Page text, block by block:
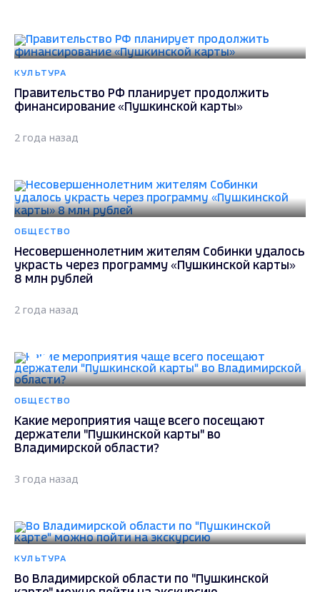
КУЛЬТУРА
Правительство РФ планирует продолжить
финансирование «Пушкинской карты»
2 года назад
ОБЩЕСТВО
Несовершеннолетним жителям Собинки удалось
украсть через программу «Пушкинской карты»
8 млн рублей
2 года назад
ОБЩЕСТВО
Какие мероприятия чаще всего посещают
держатели "Пушкинской карты" во
Владимирской области?
3 года назад
КУЛЬТУРА
Во Владимирской области по "Пушкинской